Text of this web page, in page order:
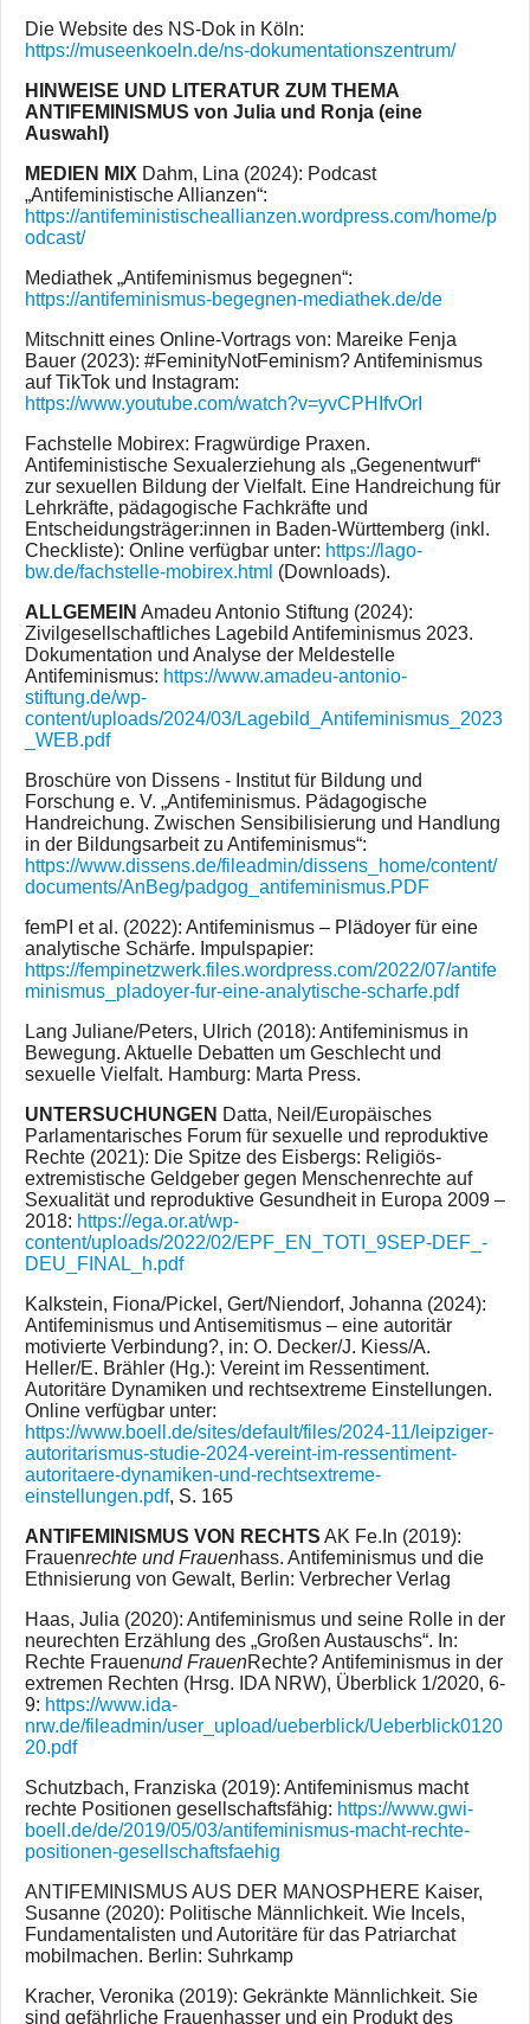
Die Website des NS-Dok in Köln:
https://museenkoeln.de/ns-dokumentationszentrum/
HINWEISE UND LITERATUR ZUM THEMA
ANTIFEMINISMUS von Julia und Ronja (eine
Auswahl)
MEDIEN MIX Dahm, Lina (2024): Podcast
„Antifeministische Allianzen“:
https://antifeministischeallianzen.wordpress.com/home/p
odcast/
Mediathek „Antifeminismus begegnen“:
https://antifeminismus-begegnen-mediathek.de/de
Mitschnitt eines Online-Vortrags von: Mareike Fenja
Bauer (2023): #FeminityNotFeminism? Antifeminismus
auf TikTok und Instagram:
https://www.youtube.com/watch?v=yvCPHIfvOrI
Fachstelle Mobirex: Fragwürdige Praxen.
Antifeministische Sexualerziehung als „Gegenentwurf“
zur sexuellen Bildung der Vielfalt. Eine Handreichung für
Lehrkräfte, pädagogische Fachkräfte und
Entscheidungsträger:innen in Baden-Württemberg (inkl.
Checkliste): Online verfügbar unter: https://lago-
bw.de/fachstelle-mobirex.html (Downloads).
ALLGEMEIN Amadeu Antonio Stiftung (2024):
Zivilgesellschaftliches Lagebild Antifeminismus 2023.
Dokumentation und Analyse der Meldestelle
Antifeminismus: https://www.amadeu-antonio-
stiftung.de/wp-
content/uploads/2024/03/Lagebild_Antifeminismus_2023
_WEB.pdf
Broschüre von Dissens - Institut für Bildung und
Forschung e. V. „Antifeminismus. Pädagogische
Handreichung. Zwischen Sensibilisierung und Handlung
in der Bildungsarbeit zu Antifeminismus“:
https://www.dissens.de/fileadmin/dissens_home/content/
documents/AnBeg/padgog_antifeminismus.PDF
femPI et al. (2022): Antifeminismus – Plädoyer für eine
analytische Schärfe. Impulspapier:
https://fempinetzwerk.files.wordpress.com/2022/07/antife
minismus_pladoyer-fur-eine-analytische-scharfe.pdf
Lang Juliane/Peters, Ulrich (2018): Antifeminismus in
Bewegung. Aktuelle Debatten um Geschlecht und
sexuelle Vielfalt. Hamburg: Marta Press.
UNTERSUCHUNGEN Datta, Neil/Europäisches
Parlamentarisches Forum für sexuelle und reproduktive
Rechte (2021): Die Spitze des Eisbergs: Religiös-
extremistische Geldgeber gegen Menschenrechte auf
Sexualität und reproduktive Gesundheit in Europa 2009 –
2018: https://ega.or.at/wp-
content/uploads/2022/02/EPF_EN_TOTI_9SEP-DEF_-
DEU_FINAL_h.pdf
Kalkstein, Fiona/Pickel, Gert/Niendorf, Johanna (2024):
Antifeminismus und Antisemitismus – eine autoritär
motivierte Verbindung?, in: O. Decker/J. Kiess/A.
Heller/E. Brähler (Hg.): Vereint im Ressentiment.
Autoritäre Dynamiken und rechtsextreme Einstellungen.
Online verfügbar unter:
https://www.boell.de/sites/default/files/2024-11/leipziger-
autoritarismus-studie-2024-vereint-im-ressentiment-
autoritaere-dynamiken-und-rechtsextreme-
einstellungen.pdf, S. 165
ANTIFEMINISMUS VON RECHTS AK Fe.In (2019):
Frauenrechte und Frauenhass. Antifeminismus und die
Ethnisierung von Gewalt, Berlin: Verbrecher Verlag
Haas, Julia (2020): Antifeminismus und seine Rolle in der
neurechten Erzählung des „Großen Austauschs“. In:
Rechte Frauenund FrauenRechte? Antifeminismus in der
extremen Rechten (Hrsg. IDA NRW), Überblick 1/2020, 6-
9: https://www.ida-
nrw.de/fileadmin/user_upload/ueberblick/Ueberblick0120
20.pdf
Schutzbach, Franziska (2019): Antifeminismus macht
rechte Positionen gesellschaftsfähig: https://www.gwi-
boell.de/de/2019/05/03/antifeminismus-macht-rechte-
positionen-gesellschaftsfaehig
ANTIFEMINISMUS AUS DER MANOSPHERE Kaiser,
Susanne (2020): Politische Männlichkeit. Wie Incels,
Fundamentalisten und Autoritäre für das Patriarchat
mobilmachen. Berlin: Suhrkamp
Kracher, Veronika (2019): Gekränkte Männlichkeit. Sie
sind gefährliche Frauenhasser und ein Produkt des